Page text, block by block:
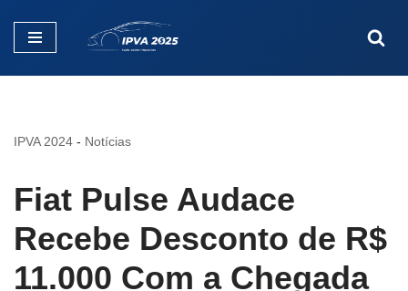
Pular
IPVA 2024 - Notícias
Fiat Pulse Audace
Recebe Desconto de R$
11.000 Com a Chegada